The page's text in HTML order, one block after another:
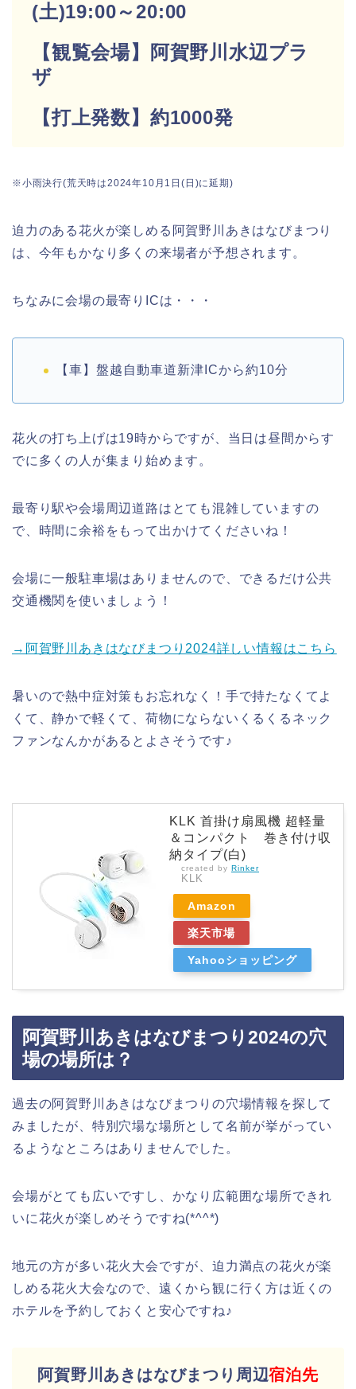
(土)19:00～20:00
【観覧会場】阿賀野川水辺プラ
ザ
【打上発数】約1000発
※小雨決行(荒天時は2024年10月1日(日)に延期)
迫力のある花火が楽しめる阿賀野川あきはなびまつり
は、今年もかなり多くの来場者が予想されます。
ちなみに会場の最寄りICは・・・
【車】盤越自動車道新津ICから約10分
花火の打ち上げは19時からですが、当日は昼間からす
でに多くの人が集まり始めます。
最寄り駅や会場周辺道路はとても混雑していますの
で、時間に余裕をもって出かけてくださいね！
会場に一般駐車場はありませんので、できるだけ公共
交通機関を使いましょう！
→阿賀野川あきはなびまつり2024詳しい情報はこちら
暑いので熱中症対策もお忘れなく！手で持たなくてよ
くて、静かで軽くて、荷物にならないくるくるネック
ファンなんかがあるとよさそうです♪
KLK 首掛け扇風機 超軽量
＆コンパクト 巻き付け収
納タイプ(白)
created by Rinker
KLK
Amazon
楽天市場
Yahooショッピング
阿賀野川あきはなびまつり2024の穴
場の場所は？
過去の阿賀野川あきはなびまつりの穴場情報を探して
みましたが、特別穴場な場所として名前が挙がってい
るようなところはありませんでした。
会場がとても広いですし、かなり広範囲な場所できれ
いに花火が楽しめそうですね(*^^*)
地元の方が多い花火大会ですが、迫力満点の花火が楽
しめる花火大会なので、遠くから観に行く方は近くの
ホテルを予約しておくと安心ですね♪
阿賀野川あきはなびまつり周辺宿泊先